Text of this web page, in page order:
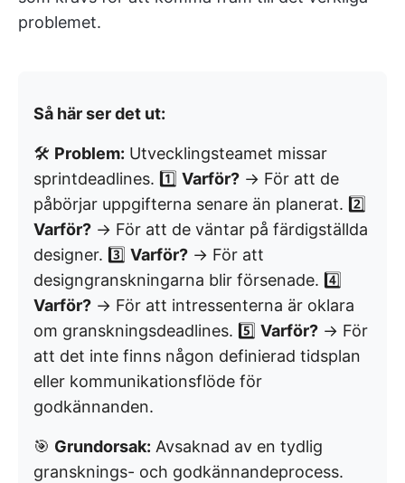
problemet.
Så här ser det ut:
🛠️ Problem: Utvecklingsteamet missar
sprintdeadlines. 1️⃣ Varför? → För att de
påbörjar uppgifterna senare än planerat. 2️⃣
Varför? → För att de väntar på färdigställda
designer. 3️⃣ Varför? → För att
designgranskningarna blir försenade. 4️⃣
Varför? → För att intressenterna är oklara
om granskningsdeadlines. 5️⃣ Varför? → För
att det inte finns någon definierad tidsplan
eller kommunikationsflöde för
godkännanden.
🎯 Grundorsak: Avsaknad av en tydlig
gransknings- och godkännandeprocess.